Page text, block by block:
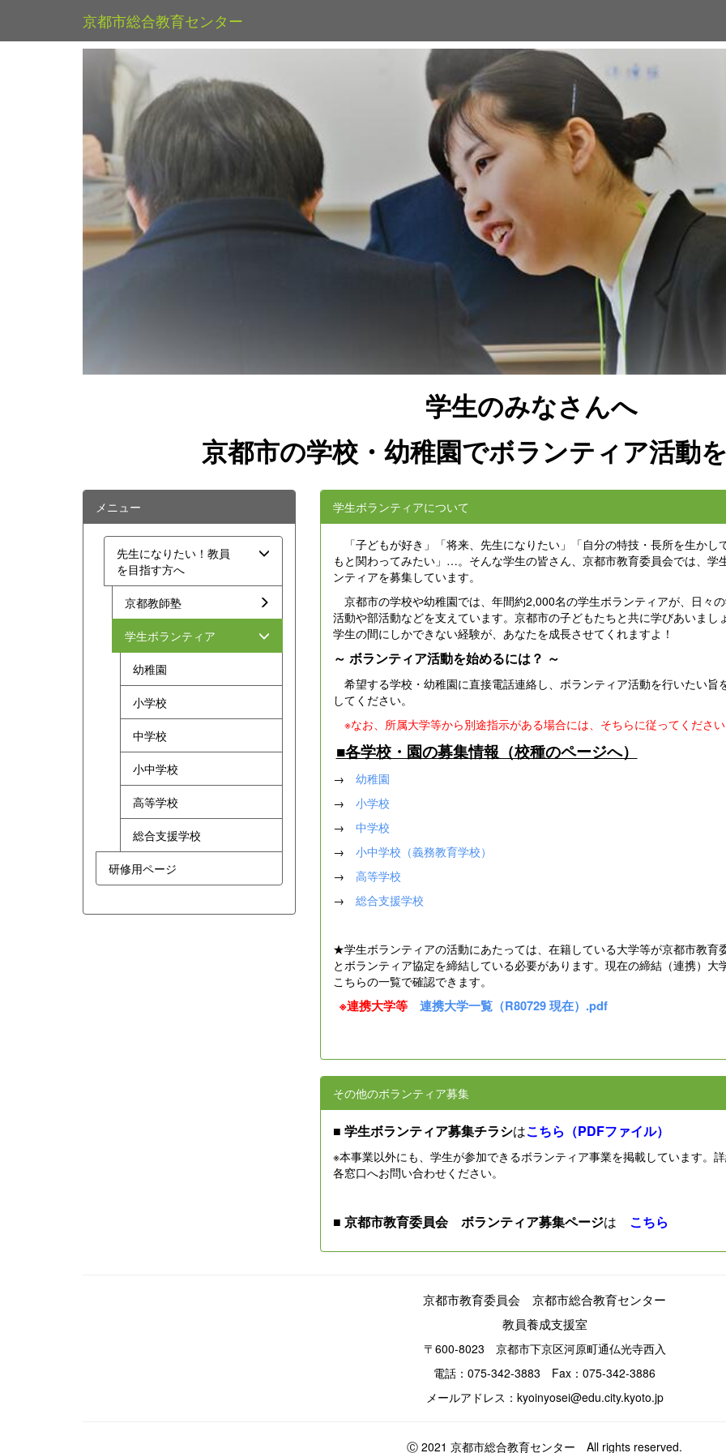
京都市総合教育センター
学生のみなさんへ
京都市の学校・幼稚園でボランティア活動
学生ボランティアについて
「子どもが好き」「将来、先生になりたい」「自分の特技・長所を生かし
もと関わってみたい」…。そんな学生の皆さん、京都市教育委員会では、学
ンティアを募集しています。
京都市の学校や幼稚園では、年間約2,000名の学生ボランティアが、日々
活動や部活動などを支えています。京都市の子どもたちと共に学びあいまし
学生の間にしかできない経験が、あなたを成長させてくれますよ！
～ ボランティア活動を始めるには？ ～
希望する学校・幼稚園に直接電話連絡し、ボランティア活動を行いたい旨
してください。
※なお、所属大学等から別途指示がある場合には、そちらに従ってくださ
■各学校・園の募集情報（校種のページへ）
→ 幼稚園
→ 小学校
→ 中学校
→ 小中学校（義務教育学校）
→ 高等学校
→ 総合支援学校
★学生ボランティアの活動にあたっては、在籍している大学等が京都市教育
とボランティア協定を締結している必要があります。現在の締結（連携）大
こちらの一覧で確認できます。
※連携大学等 連携大学一覧（R80729 現在）.pdf
その他のボランティア募集
■ 学生ボランティア募集チラシはこちら（PDFファイル）
※本事業以外にも、学生が参加できるボランティア事業を掲載しています。
各窓口へお問い合わせください。
■ 京都市教育委員会 ボランティア募集ページは こちら
メニュー
先生になりたい！教員
を目指す方へ
京都教師塾
学生ボランティア
幼稚園
小学校
中学校
小中学校
高等学校
総合支援学校
研修用ページ
京都市教育委員会 京都市総合教育センター
教員養成支援室
〒600-8023 京都市下京区河原町通仏光寺西入
電話：075-342-3883 Fax：075-342-3886
メールアドレス：kyoinyosei@edu.city.kyoto.jp
Ⓒ 2021 京都市総合教育センター All rights reserved.